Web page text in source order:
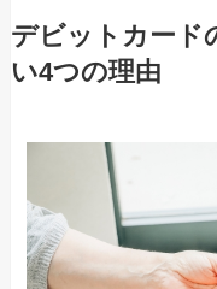
デビットカード
い4つの理由